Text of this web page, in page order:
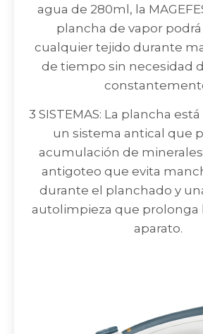
agua de 280ml, la
plancha de vapor
cualquier tejido durante
de tiempo sin necesidad
3 SISTEMAS: La plancha
un sistema antical que
acumulación de
antigoteo que evita
durante el planchado y
autolimpieza que prolonga
aparato.